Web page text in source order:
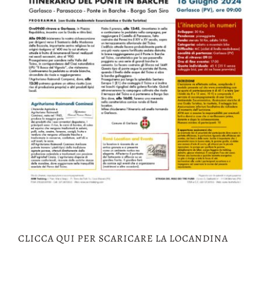
CLICCA QUI PER SCARICARE LA LOCANDINA